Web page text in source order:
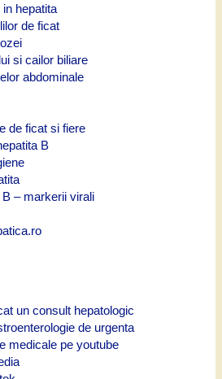
hepatita
de ficat
si cailor biliare
abdominale
de ficat si fiere
B
– markerii virali
un consult hepatologic
de urgenta
medicale pe youtube